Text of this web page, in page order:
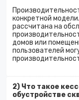
конкретной
рассчитана на
домов или
пользователей
2) Что такое
обустройстве